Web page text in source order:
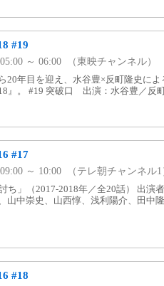
#19
～ 06:00 （東映チャンネル）
20年目を迎え、水谷豊×反町隆史に
』。 #19 突破口 出演：水谷豊／反
#17
～ 10:00 （テレ朝チャンネル1
ち」（2017-2018年／全20話） 出演
山中崇史、山西惇、浅利陽介、田中
#18